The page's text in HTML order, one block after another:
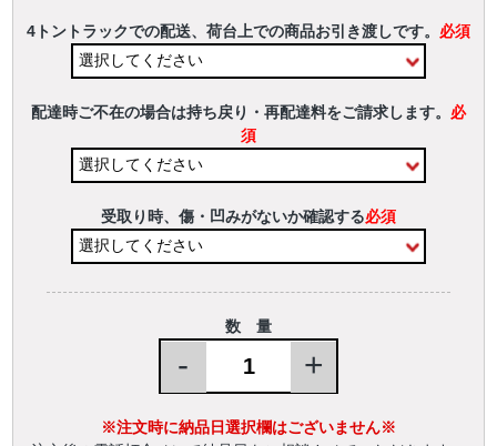
4トントラックでの配送、荷台上での商品お引き渡しです。 必須
配達時ご不在の場合は持ち戻り・再配達料をご請求します。 必
須
受取り時、傷・凹みがないか確認する必須
数 量
- +
※注文時に納品日選択欄はございません※